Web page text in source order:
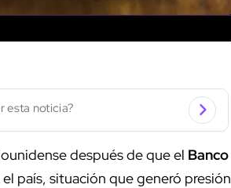
esta noticia?
después de que el Banco
país, situación que generó presión